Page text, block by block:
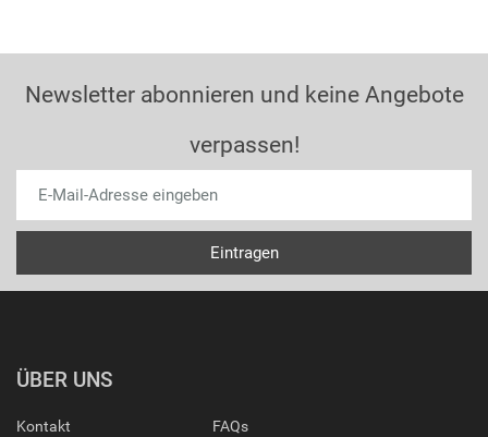
Newsletter abonnieren und keine Angebote
verpassen!
ÜBER UNS
Kontakt FAQs